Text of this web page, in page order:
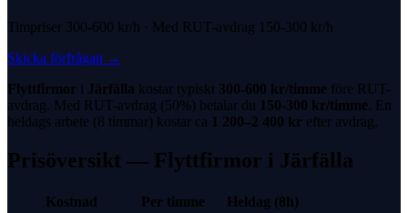
Timpriser 300-600 kr/h · Med RUT-avdrag 150-300 kr/h
Skicka förfrågan →
Flyttfirmor i Järfälla kostar typiskt 300-600 kr/timme före RUT-
avdrag. Med RUT-avdrag ( 50% ) betalar du 150-300 kr/timme. En
heldags arbete (8 timmar) kostar ca 1 200–2 400 kr efter avdrag.
Prisöversikt — Flyttfirmor i Järfälla
Kostnad Per timme
Heldag (8h)